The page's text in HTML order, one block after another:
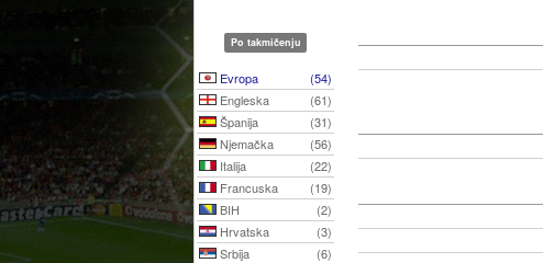
Po takmičenju
Evropa
(54)
Engleska
(61)
Španija
(31)
Njemačka
(56)
Italija
(22)
Francuska
(19)
BIH
(2)
Hrvatska
(3)
Srbija
(6)